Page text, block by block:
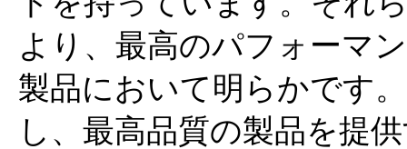
より、最高のパフォーマ
製品において明らかです
し、最高品質の製品を提